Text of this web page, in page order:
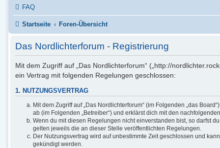
FAQ
Startseite Foren-Übersicht
Das Nordlichterforum - Registrierung
Mit dem Zugriff auf „Das Nordlichterforum“ („http://
ein Vertrag mit folgenden Regelungen geschlossen:
1. NUTZUNGSVERTRAG
Mit dem Zugriff auf „Das Nordlichterforum“ (im Folgenden „das
ab (im Folgenden „Betreiber“) und erklärst dich mit den
Wenn du mit diesen Regelungen nicht einverstanden bist, so darfst
gelten jeweils die an dieser Stelle veröffentlichten Regelungen.
Der Nutzungsvertrag wird auf unbestimmte Zeit geschlossen und
gekündigt werden.